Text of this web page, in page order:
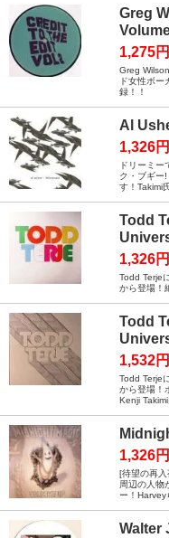
Greg
1,275
Greg
ド女性ボー
録！！
Al
1,326
ドリーミー
ク・ブギー
す！Takimi
Todd
1,326
Todd Terje
から登場！
Todd
1,532
Todd Terje
から登場！
Kenji
1,326
[待望の再
周辺の人物
ー！Harvey
Walter